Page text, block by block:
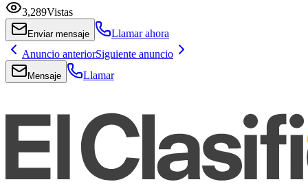
3,289Vistas
Enviar mensaje
Llamar ahora
Anuncio anteriorSiguiente anuncio
Mensaje Llamar